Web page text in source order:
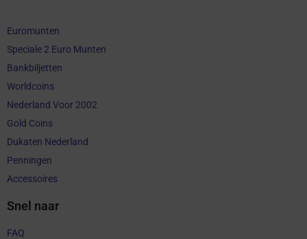
Euromunten
Speciale 2 Euro Munten
Bankbiljetten
Worldcoins
Nederland Voor 2002
Gold Coins
Dukaten Nederland
Penningen
Accessoires
Snel naar
FAQ